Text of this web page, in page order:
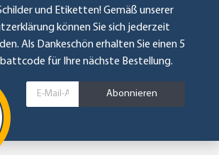
und Etiketten! Gemäß unserer
können Sie sich jederzeit
Als Dankeschön erhalten Sie einen 5
für Ihre nächste Bestellung.
Abonnieren